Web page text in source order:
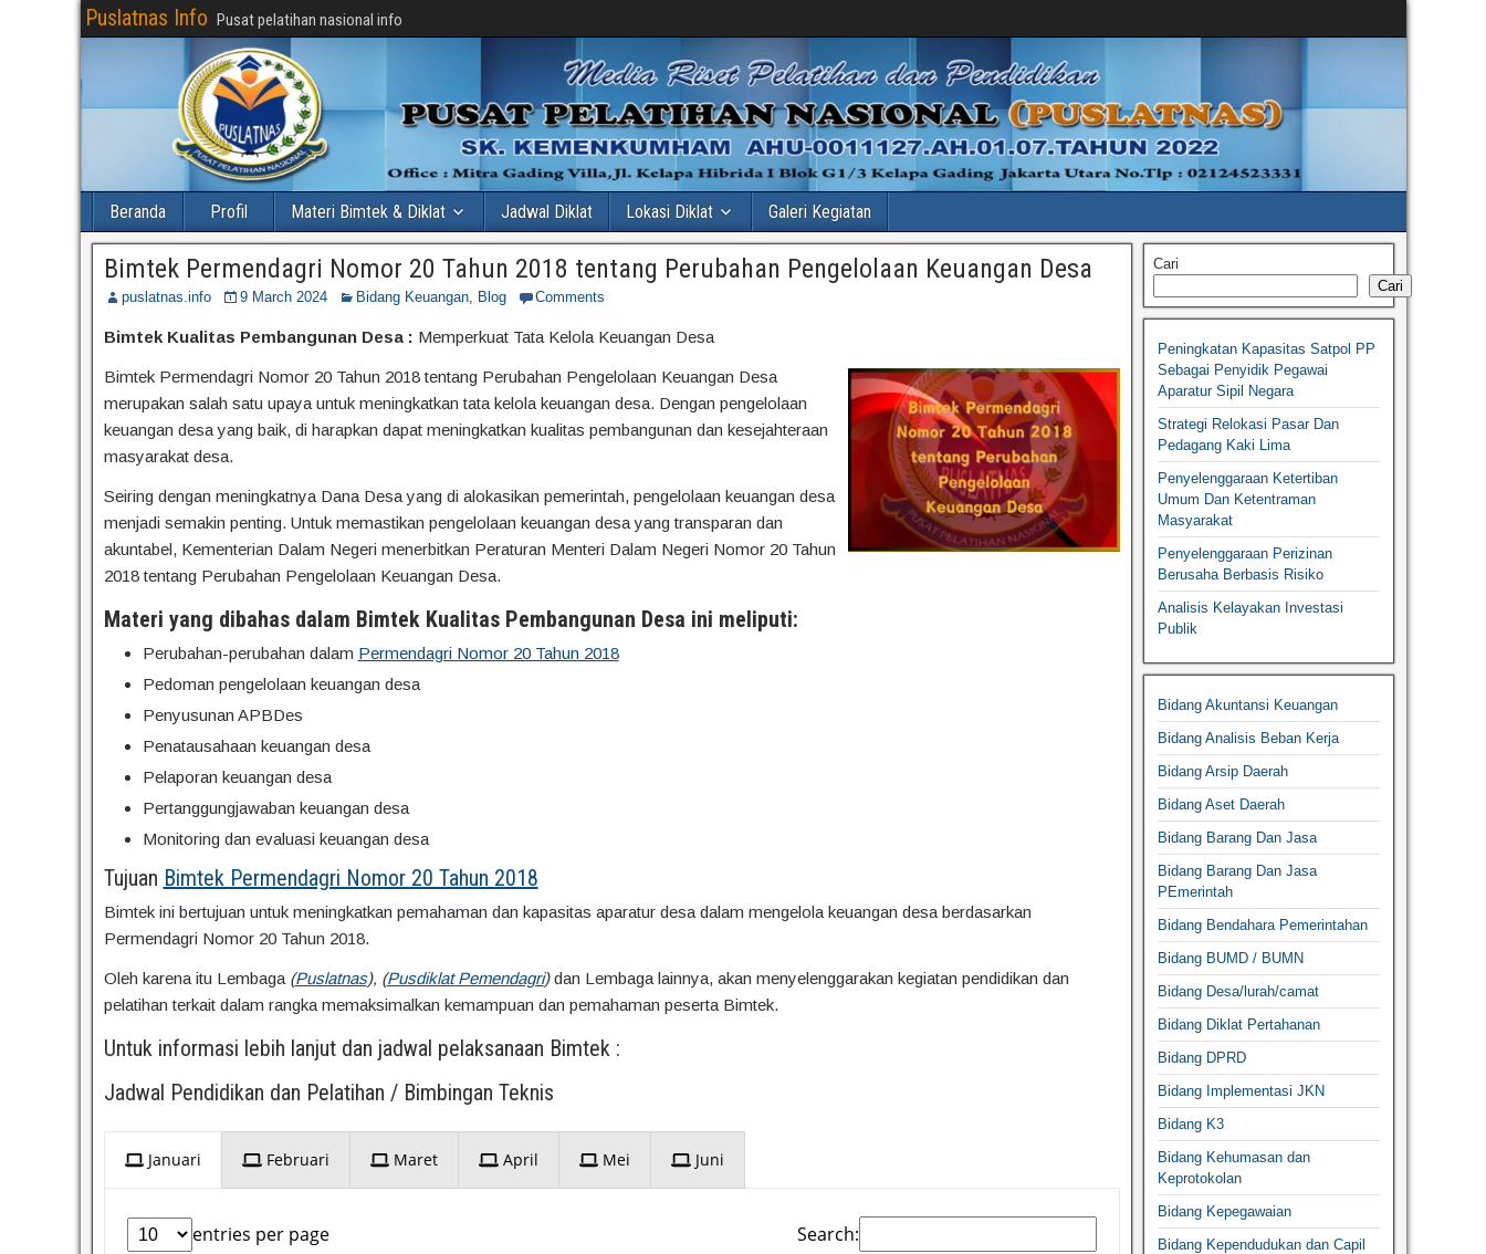
Puslatnas Info Pusat pelatihan nasional info
Beranda Profil Materi Bimtek & Diklat Jadwal Diklat Lokasi Diklat Galeri Kegiatan
Bimtek Permendagri Nomor 20 Tahun 2018 tentang Perubahan Pengelolaan Keuangan Desa
puslatnas.info 9 March 2024 Bidang Keuangan, Blog Comments
Bimtek Kualitas Pembangunan Desa : Memperkuat Tata Kelola Keuangan Desa
Bimtek Permendagri Nomor 20 Tahun 2018 tentang Perubahan Pengelolaan Keuangan Desa
merupakan salah satu upaya untuk meningkatkan tata kelola keuangan desa. Dengan pengelolaan
keuangan desa yang baik, di harapkan dapat meningkatkan kualitas pembangunan dan kesejahteraan
masyarakat desa.
Seiring dengan meningkatnya Dana Desa yang di alokasikan pemerintah, pengelolaan keuangan desa
menjadi semakin penting. Untuk memastikan pengelolaan keuangan desa yang transparan dan
akuntabel, Kementerian Dalam Negeri menerbitkan Peraturan Menteri Dalam Negeri Nomor 20 Tahun
2018 tentang Perubahan Pengelolaan Keuangan Desa.
Materi yang dibahas dalam Bimtek Kualitas Pembangunan Desa ini meliputi:
Perubahan-perubahan dalam Permendagri Nomor 20 Tahun 2018
Pedoman pengelolaan keuangan desa
Penyusunan APBDes
Penatausahaan keuangan desa
Pelaporan keuangan desa
Pertanggungjawaban keuangan desa
Monitoring dan evaluasi keuangan desa
Tujuan Bimtek Permendagri Nomor 20 Tahun 2018
Bimtek ini bertujuan untuk meningkatkan pemahaman dan kapasitas aparatur desa dalam mengelola keuangan desa berdasarkan
Permendagri Nomor 20 Tahun 2018.
Oleh karena itu Lembaga (Puslatnas), (Pusdiklat Pemendagri)dan Lembaga lainnya, akan menyelenggarakan kegiatan pendidikan dan
pelatihan terkait dalam rangka memaksimalkan kemampuan dan pemahaman peserta Bimtek.
Untuk informasi lebih lanjut dan jadwal pelaksanaan Bimtek :
Jadwal Pendidikan dan Pelatihan / Bimbingan Teknis
Januari Februari Maret April Mei Juni
entries per page Search:
Cari
Cari
Peningkatan Kapasitas Satpol PP
Sebagai Penyidik Pegawai
Aparatur Sipil Negara
Strategi Relokasi Pasar Dan
Pedagang Kaki Lima
Penyelenggaraan Ketertiban
Umum Dan Ketentraman
Masyarakat
Penyelenggaraan Perizinan
Berusaha Berbasis Risiko
Analisis Kelayakan Investasi
Publik
Bidang Akuntansi Keuangan
Bidang Analisis Beban Kerja
Bidang Arsip Daerah
Bidang Aset Daerah
Bidang Barang Dan Jasa
Bidang Barang Dan Jasa
PEmerintah
Bidang Bendahara Pemerintahan
Bidang BUMD / BUMN
Bidang Desa/lurah/camat
Bidang Diklat Pertahanan
Bidang DPRD
Bidang Implementasi JKN
Bidang K3
Bidang Kehumasan dan
Keprotokolan
Bidang Kepegawaian
Bidang Kependudukan dan Capil